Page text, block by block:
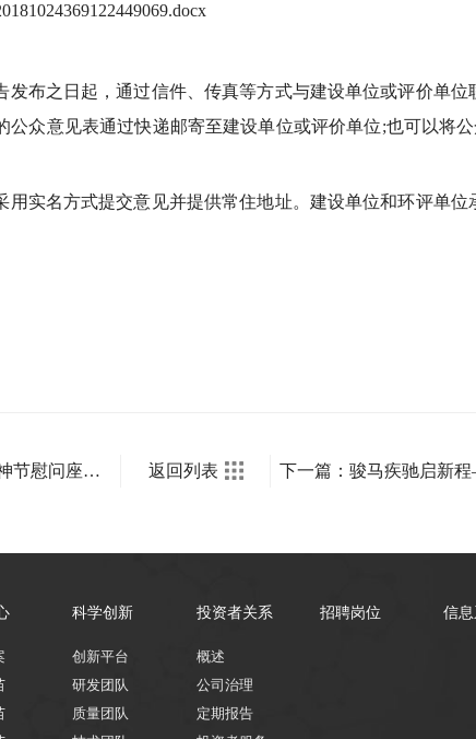
布之日起，通过信件、传真等方式与建设单位或评价单
众意见表通过快递邮寄至建设单位或评价单位;也可以将
实名方式提交意见并提供常住地址。建设单位和环评单
上一篇：筑梦新时代 巾帼绽芳华 ——科前生物举办“三八”女神节慰问座谈会 返回列表
科学创新
创新平台
研发团队
质量团队
投资者关系
概述
公司治理
定期报告
招聘岗位 信